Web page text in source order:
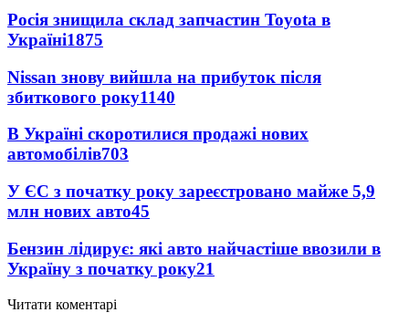
Росія знищила склад запчастин Toyota в
Україні1875
Nissan знову вийшла на прибуток після
збиткового року1140
В Україні скоротилися продажі нових
автомобілів703
У ЄС з початку року зареєстровано майже 5,9
млн нових авто45
Бензин лідирує: які авто найчастіше ввозили в
Україну з початку року21
Читати коментарі